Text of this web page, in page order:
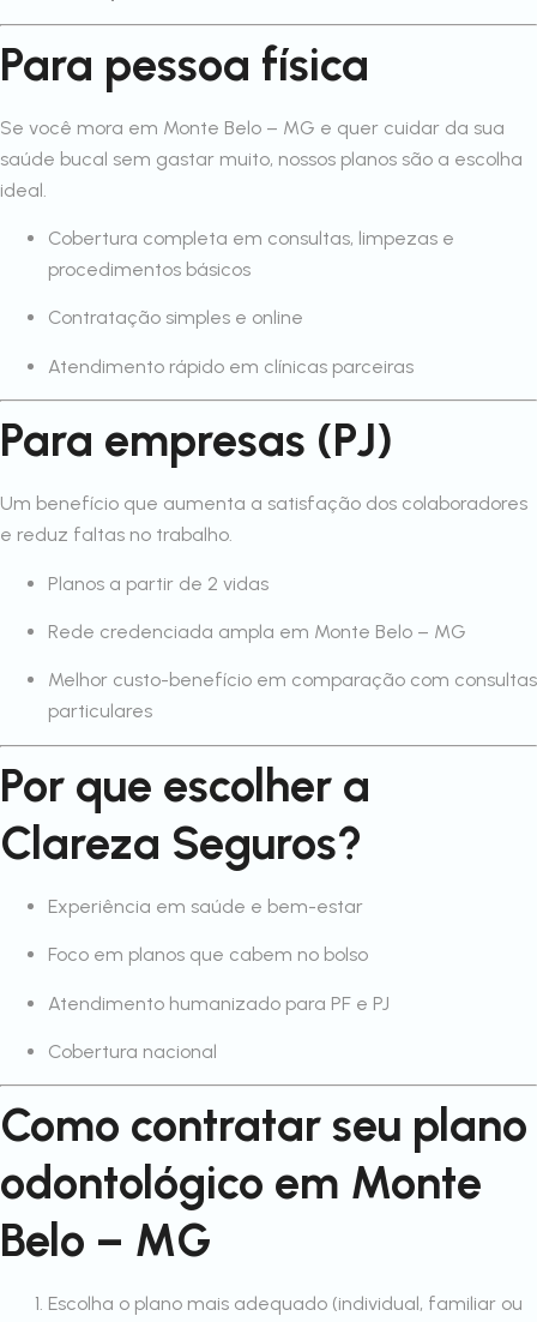
Para pessoa física
Se você mora em Monte Belo – MG e quer cuidar da sua
saúde bucal sem gastar muito, nossos planos são a escolha
ideal.
Cobertura completa em consultas, limpezas e
procedimentos básicos
Contratação simples e online
Atendimento rápido em clínicas parceiras
Para empresas (PJ)
Um benefício que aumenta a satisfação dos colaboradores
e reduz faltas no trabalho.
Planos a partir de 2 vidas
Rede credenciada ampla em Monte Belo – MG
Melhor custo-benefício em comparação com consultas
particulares
Por que escolher a
Clareza Seguros?
Experiência em saúde e bem-estar
Foco em planos que cabem no bolso
Atendimento humanizado para PF e PJ
Cobertura nacional
Como contratar seu plano
odontológico em Monte
Belo – MG
Escolha o plano mais adequado (individual, familiar ou